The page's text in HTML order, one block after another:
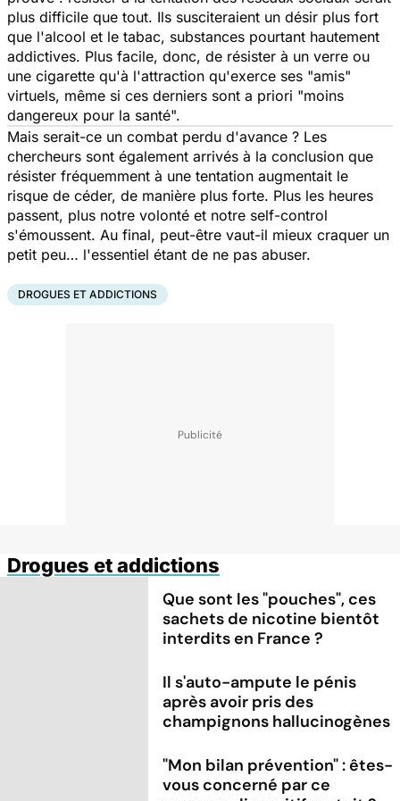
plus difficile que tout. Ils susciteraient un désir plus fort
que l'alcool et le tabac, substances pourtant hautement
addictives. Plus facile, donc, de résister à un verre ou
une cigarette qu'à l'attraction qu'exerce ses "amis"
virtuels, même si ces derniers sont a priori "moins
dangereux pour la santé".
Mais serait-ce un combat perdu d'avance ? Les
chercheurs sont également arrivés à la conclusion que
résister fréquemment à une tentation augmentait le
risque de céder, de manière plus forte. Plus les heures
passent, plus notre volonté et notre self-control
s'émoussent. Au final, peut-être vaut-il mieux craquer un
petit peu… l'essentiel étant de ne pas abuser.
DROGUES ET ADDICTIONS
Drogues et addictions
Que sont les "pouches", ces
sachets de nicotine bientôt
interdits en France ?
Il s'auto-ampute le pénis
après avoir pris des
champignons hallucinogènes
"Mon bilan prévention" : êtes-
vous concerné par ce